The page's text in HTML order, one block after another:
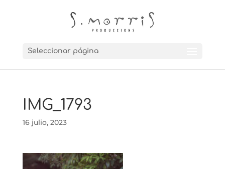
Seleccionar página
IMG_1793
16 julio, 2023